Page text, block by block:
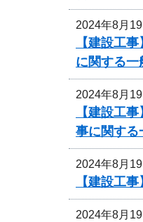
2024年8月
【建設工
に関する一
2024年8月
【建設工
事に関する
2024年8月
【建設工
2024年8月